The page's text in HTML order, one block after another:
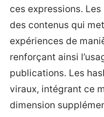
ces expressions.
des contenus qui
expériences de
renforçant ainsi
publications. Les
viraux, intégrant ce
dimension